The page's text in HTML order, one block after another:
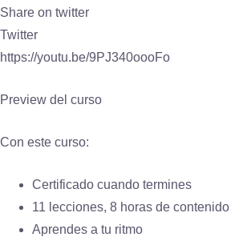
Share on twitter
Twitter
https://youtu.be/9PJ340oooFo
Preview del curso
Con este curso:
Certificado cuando termines
11 lecciones, 8 horas de contenido
Aprendes a tu ritmo